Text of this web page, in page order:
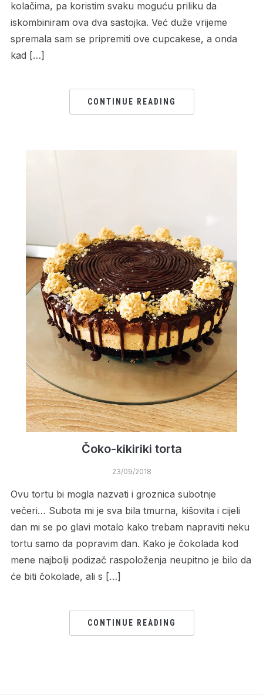
kolačima, pa koristim svaku moguću priliku da
iskombiniram ova dva sastojka. Već duže vrijeme
spremala sam se pripremiti ove cupcakese, a onda
kad […]
CONTINUE READING
Čoko-kikiriki torta
23/09/2018
Ovu tortu bi mogla nazvati i groznica subotnje
večeri… Subota mi je sva bila tmurna, kišovita i cijeli
dan mi se po glavi motalo kako trebam napraviti neku
tortu samo da popravim dan. Kako je čokolada kod
mene najbolji podizač raspoloženja neupitno je bilo da
će biti čokolade, ali s […]
CONTINUE READING